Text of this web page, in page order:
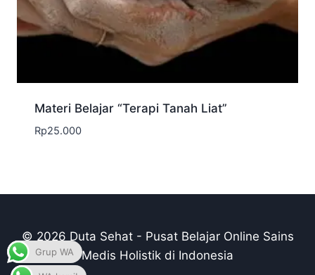
Materi Belajar “Terapi Tanah Liat”
Rp25.000
© 2026 Duta Sehat - Pusat Belajar Online Sains
Medis Holistik di Indonesia
Grup WA